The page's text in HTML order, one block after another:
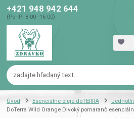
+421 948 942 644
(Po–Pi 8:00–16:00)
Úvod Esenciálne oleje doTERRA
DoTerra Wild Orange Divoký pomaranč